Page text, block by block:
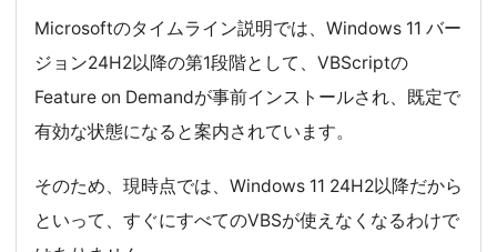
Microsoftのタイムライン説明では、Windows 11 バー
ジョン24H2以降の第1段階として、VBScriptの
Feature on Demandが事前インストールされ、既定で
有効な状態になると案内されています。
そのため、現時点では、Windows 11 24H2以降だから
といって、すぐにすべてのVBSが使えなくなるわけで